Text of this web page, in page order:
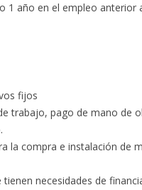
1 año en el empleo anterior
fijos
trabajo, pago de mano de
la compra e instalación de
necesidades de